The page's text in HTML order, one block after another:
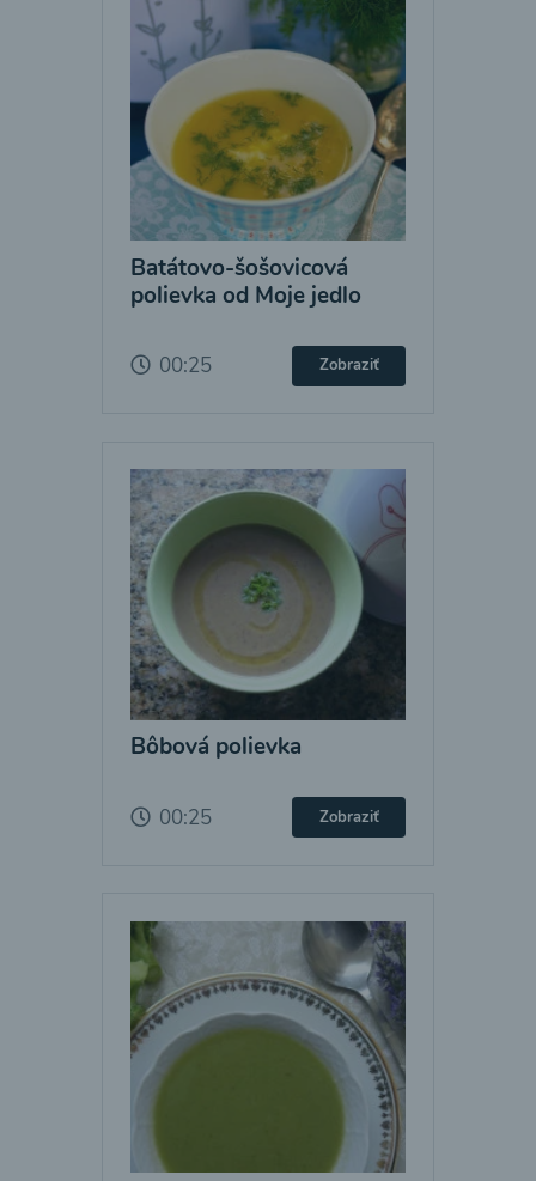
Batátovo-šošovicová
polievka od Moje jedlo
00:25 Zobraziť
Bôbová polievka
00:25 Zobraziť